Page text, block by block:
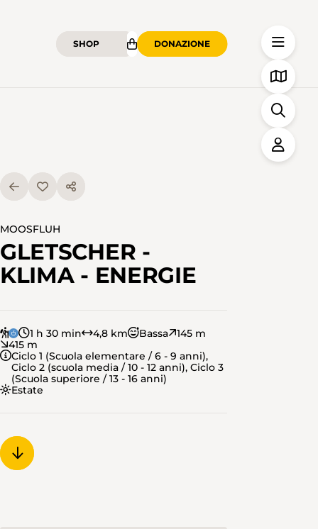
SHOP DONAZIONE
MOOSFLUH
GLETSCHER -
KLIMA - ENERGIE
1 h 30 min 4,8 km Bassa
145 m
415 m
Ciclo 1 (Scuola elementare / 6 - 9 anni),
Ciclo 2 (scuola media / 10 - 12 anni), Ciclo 3
(Scuola superiore / 13 - 16 anni)
Estate